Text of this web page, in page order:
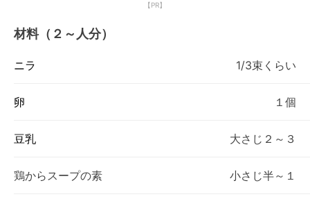
【PR】
材料（２～人分）
ニラ 1/3束くらい
卵 １個
豆乳 大さじ２～３
鶏からスープの素 小さじ半～１